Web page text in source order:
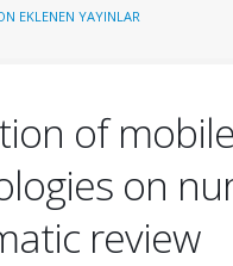
EKLENEN YAYINLAR
of mobile
on
review